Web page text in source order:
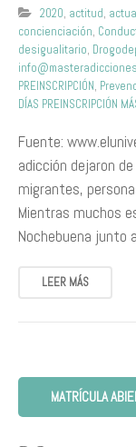
2020, actitud,
concienciación,
desigualitario,
PREINSCRIPCIÓN,
DÍAS PREINSCRIPCIÓN
Fuente:
adicción dejaron
migrantes,
Mientras muchos
Nochebuena junto
LEER MÁS
MATRÍCULA